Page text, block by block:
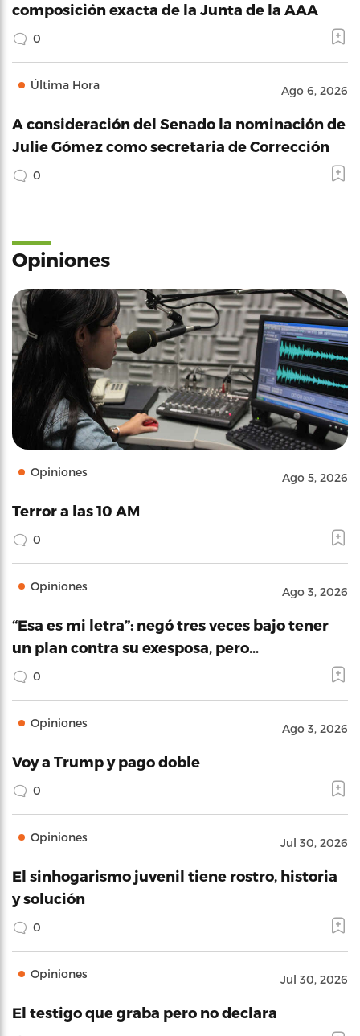
composición exacta de la Junta de la AAA
0
Última Hora Ago 6, 2026
A consideración del Senado la nominación de
Julie Gómez como secretaria de Corrección
0
Opiniones
Opiniones Ago 5, 2026
Terror a las 10 AM
0
Opiniones Ago 3, 2026
“Esa es mi letra”: negó tres veces bajo tener
un plan contra su exesposa, pero…
0
Opiniones Ago 3, 2026
Voy a Trump y pago doble
0
Opiniones Jul 30, 2026
El sinhogarismo juvenil tiene rostro, historia
y solución
0
Opiniones Jul 30, 2026
El testigo que graba pero no declara